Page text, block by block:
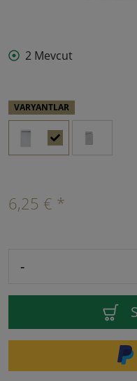
2 Mevcut
VARYANTLAR
6,25 € *
-